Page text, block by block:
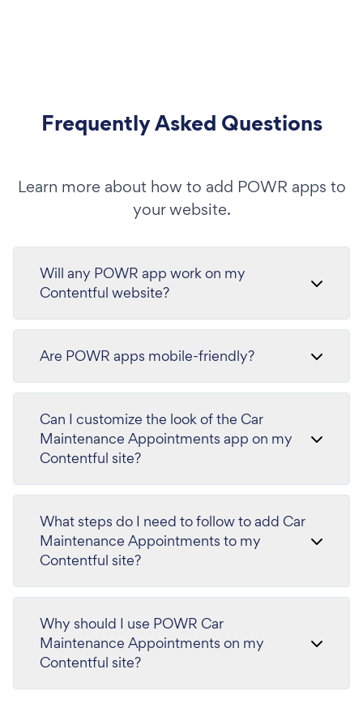
Frequently Asked Questions
Learn more about how to add POWR apps to
your website.
Will any POWR app work on my
Contentful website?
Are POWR apps mobile-friendly?
Can I customize the look of the Car
Maintenance Appointments app on my
Contentful site?
What steps do I need to follow to add Car
Maintenance Appointments to my
Contentful site?
Why should I use POWR Car
Maintenance Appointments on my
Contentful site?